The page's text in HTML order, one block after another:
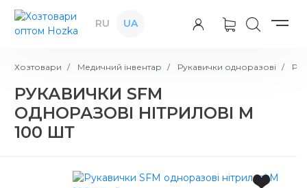
RU UA
Хозтовари Медичний інвентар Рукавички одноразові
РУКАВИЧКИ SFM
ОДНОРАЗОВІ НІТРИЛОВІ М
100 ШТ